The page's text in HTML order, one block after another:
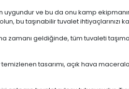
uygundur ve bu da onu kamp
bu taşınabilir tuvalet ihtiyaçlarınızı
zamanı geldiğinde, tüm tuvaleti
tasarımı, açık hava